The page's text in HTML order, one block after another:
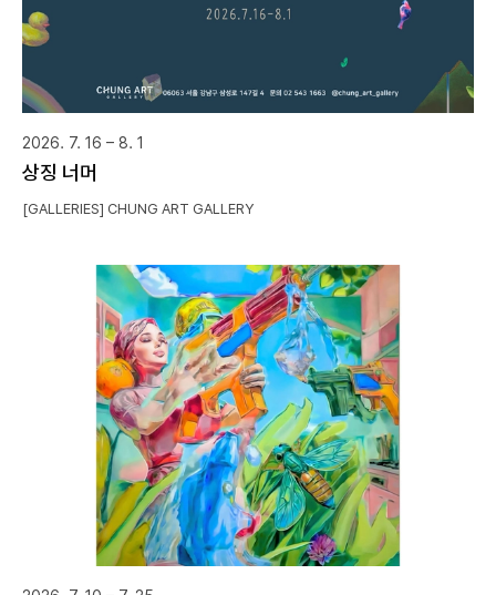
2026. 7. 16 – 8. 1
상징 너머
[GALLERIES] CHUNG ART GALLERY